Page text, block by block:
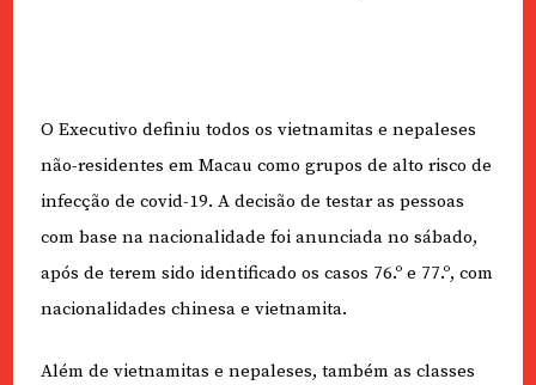
O Executivo definiu todos os vietnamitas e nepaleses
não-residentes em Macau como grupos de alto risco de
infecção de covid-19. A decisão de testar as pessoas
com base na nacionalidade foi anunciada no sábado,
após de terem sido identificado os casos 76.º e 77.º, com
nacionalidades chinesa e vietnamita.
Além de vietnamitas e nepaleses, também as classes